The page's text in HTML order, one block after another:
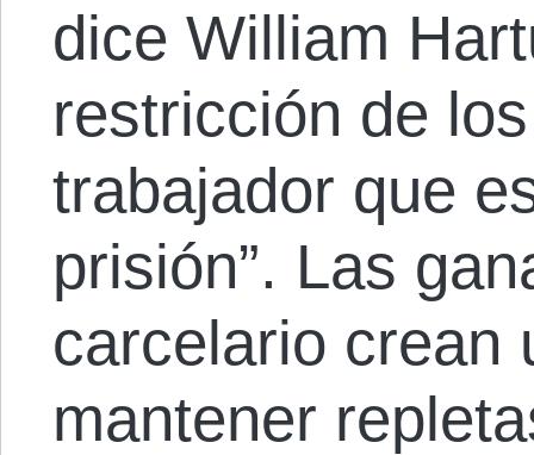
dice William
restricción de
trabajador que
prisión”. Las
carcelario crean
mantener